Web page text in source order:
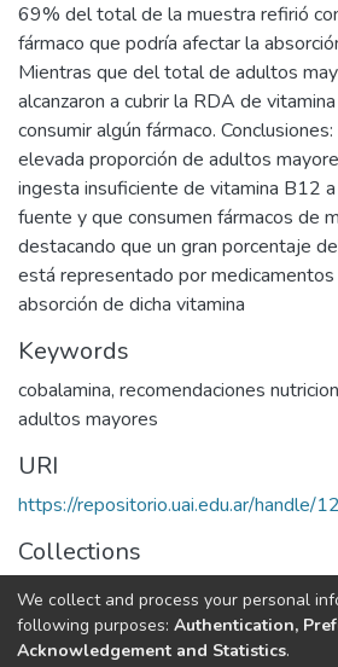
69% del total de la muestra refirió
fármaco que podría afectar la
Mientras que del total de adultos
alcanzaron a cubrir la RDA de
consumir algún fármaco.
elevada proporción de adultos
ingesta insuficiente de vitamina B12
fuente y que consumen fármacos de
destacando que un gran porcentaje
está representado por
absorción de dicha vitamina
Keywords
cobalamina, recomendaciones
adultos mayores
URI
https://repositorio.uai.edu.ar/handle/
Collections
LICENCIATURA EN NUTRICIÓN
Full item page
We collect and process your personal
following purposes: Authentication,
Acknowledgement and Statistics.